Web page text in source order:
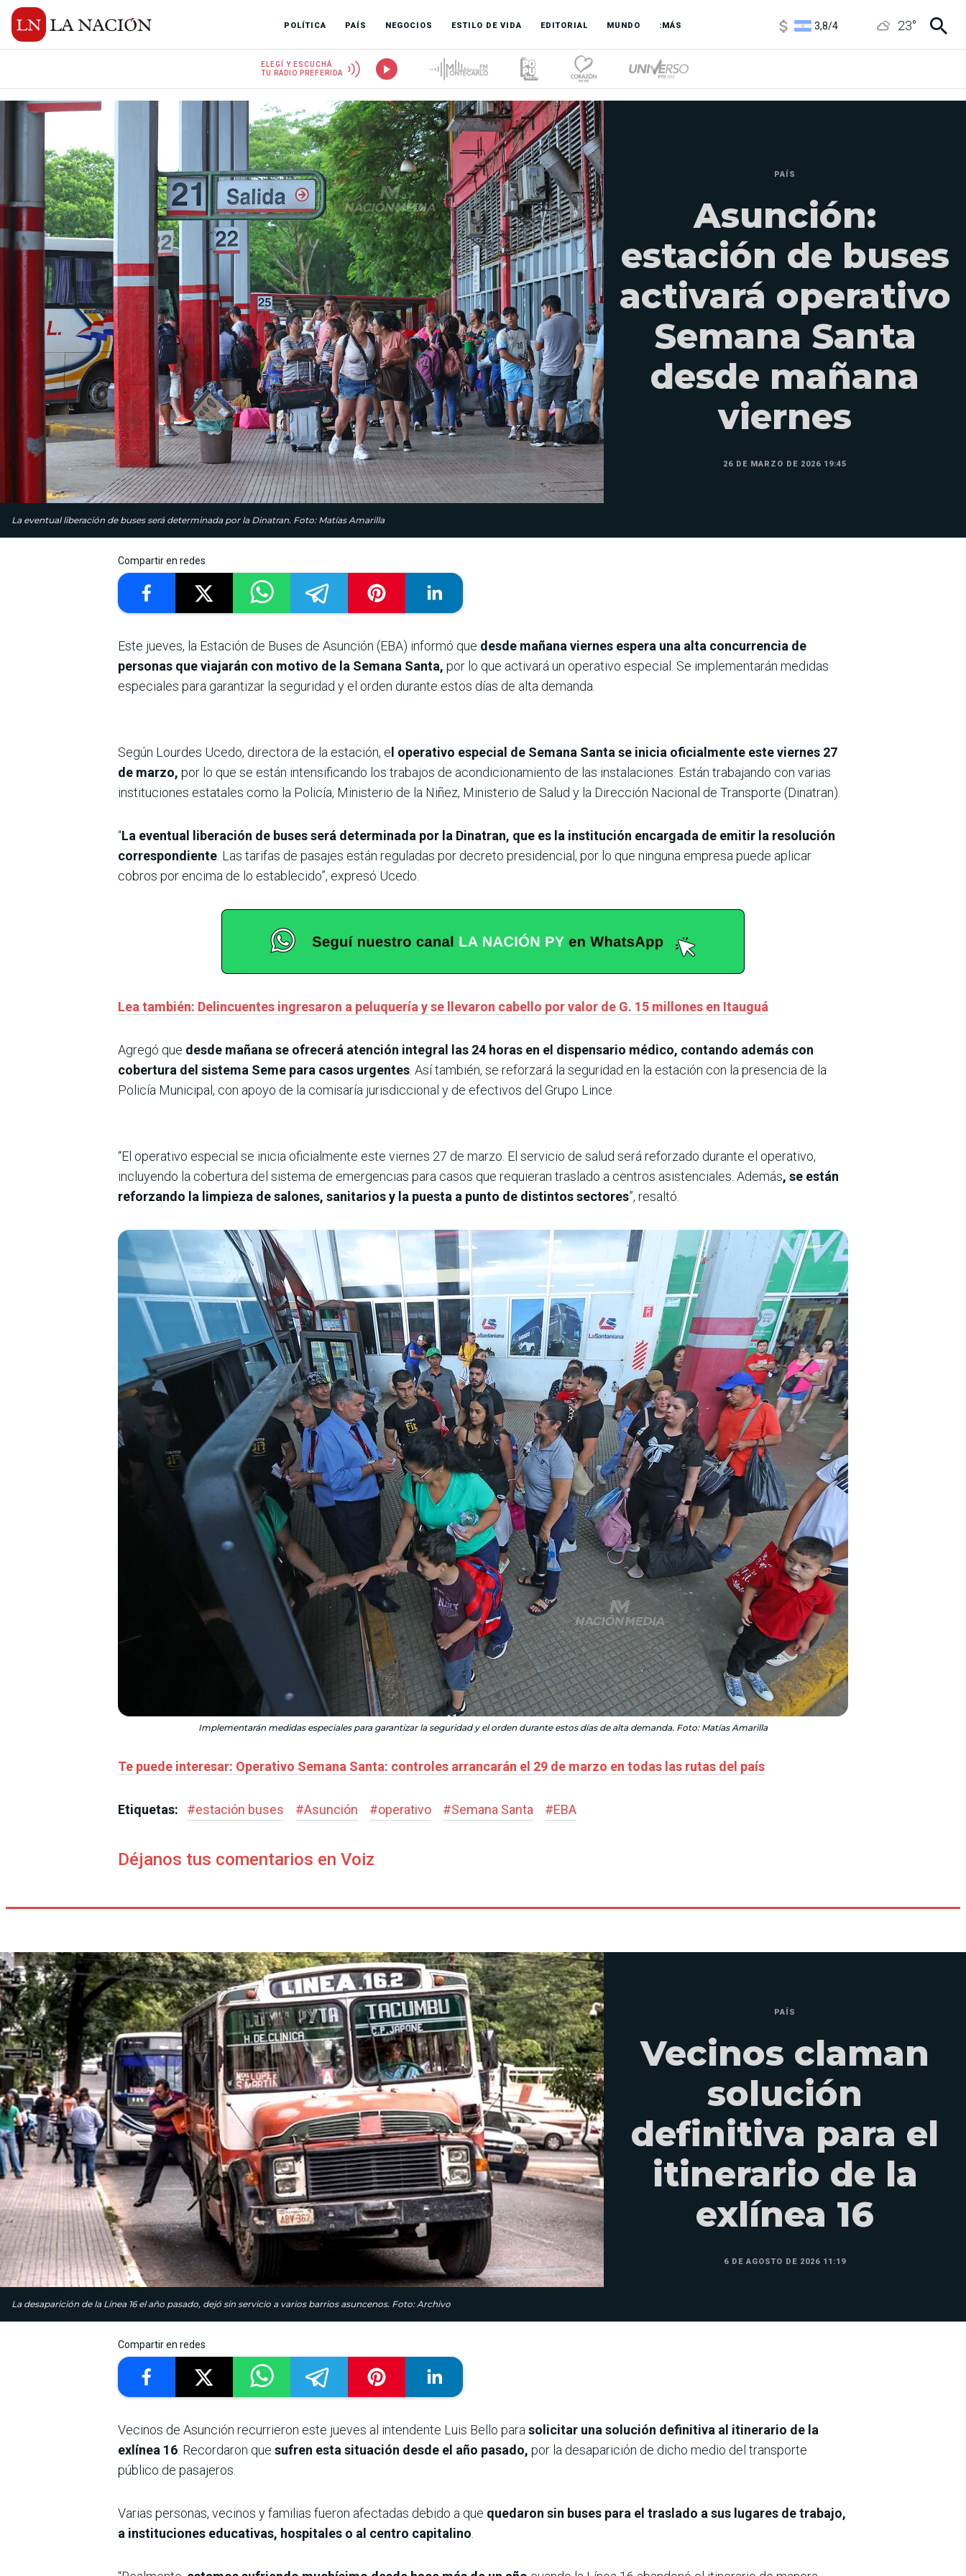
POLÍTICA PAÍS NEGOCIOS ESTILO DE VIDA EDITORIAL MUNDO :MÁS
6850/ 23°
ELEGÍ Y ESCUCHÁ
TU RADIO PREFERIDA
La eventual liberación de buses será determinada por la Dinatran. Foto: Matías Amarilla
PAÍS
Asunción:
estación de buses
activará operativo
Semana Santa
desde mañana
viernes
26 DE MARZO DE 2026 19:45
Compartir en redes
Este jueves, la Estación de Buses de Asunción (EBA) informó que desde mañana viernes espera una alta concurrencia de
personas que viajarán con motivo de la Semana Santa, por lo que activará un operativo especial. Se implementarán medidas
especiales para garantizar la seguridad y el orden durante estos días de alta demanda.
Según Lourdes Ucedo, directora de la estación, el operativo especial de Semana Santa se inicia oficialmente este viernes 27
de marzo, por lo que se están intensificando los trabajos de acondicionamiento de las instalaciones. Están trabajando con varias
instituciones estatales como la Policía, Ministerio de la Niñez, Ministerio de Salud y la Dirección Nacional de Transporte (Dinatran).
“La eventual liberación de buses será determinada por la Dinatran, que es la institución encargada de emitir la resolución
correspondiente . Las tarifas de pasajes están reguladas por decreto presidencial, por lo que ninguna empresa puede aplicar
cobros por encima de lo establecido”, expresó Ucedo.
Lea también: Delincuentes ingresaron a peluquería y se llevaron cabello por valor de G. 15 millones en Itauguá
Agregó que desde mañana se ofrecerá atención integral las 24 horas en el dispensario médico, contando además con
cobertura del sistema Seme para casos urgentes . Así también, se reforzará la seguridad en la estación con la presencia de la
Policía Municipal, con apoyo de la comisaría jurisdiccional y de efectivos del Grupo Lince.
“El operativo especial se inicia oficialmente este viernes 27 de marzo. El servicio de salud será reforzado durante el operativo,
incluyendo la cobertura del sistema de emergencias para casos que requieran traslado a centros asistenciales. Además, se están
reforzando la limpieza de salones, sanitarios y la puesta a punto de distintos sectores”, resaltó.
Implementarán medidas especiales para garantizar la seguridad y el orden durante estos días de alta demanda. Foto: Matías Amarilla
Te puede interesar: Operativo Semana Santa: controles arrancarán el 29 de marzo en todas las rutas del país
Etiquetas: #estación buses #Asunción #operativo #Semana Santa #EBA
Déjanos tus comentarios en Voiz
La desaparición de la Línea 16 el año pasado, dejó sin servicio a varios barrios asuncenos. Foto: Archivo
PAÍS
Vecinos claman
solución
definitiva para el
itinerario de la
exlínea 16
6 DE AGOSTO DE 2026 11:19
Compartir en redes
Vecinos de Asunción recurrieron este jueves al intendente Luis Bello para solicitar una solución definitiva al itinerario de la
exlínea 16 . Recordaron que sufren esta situación desde el año pasado, por la desaparición de dicho medio del transporte
público de pasajeros.
Varias personas, vecinos y familias fueron afectadas debido a que quedaron sin buses para el traslado a sus lugares de trabajo,
a instituciones educativas, hospitales o al centro capitalino